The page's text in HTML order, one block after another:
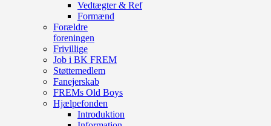
Vedtægter & Ref
Formænd
Forældre
foreningen
Frivillige
Job i BK FREM
Støttemedlem
Fanejerskab
FREMs Old Boys
Hjælpefonden
Introduktion